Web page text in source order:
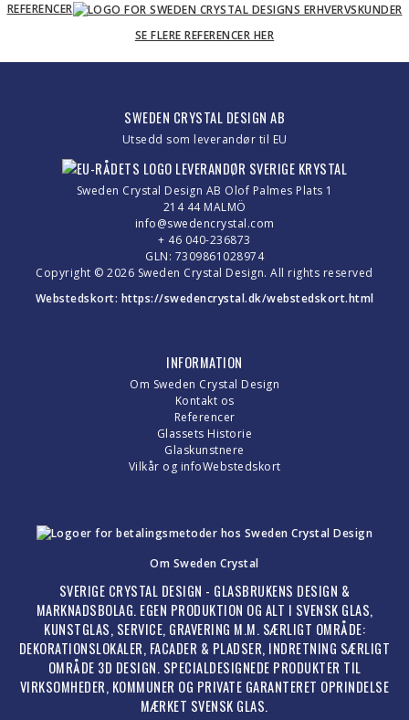
REFERENCER
SE FLERE REFERENCER HER
SWEDEN CRYSTAL DESIGN AB
Utsedd som leverandør til EU
Sweden Crystal Design AB Olof Palmes Plats 1
214 44 MALMÖ
info@swedencrystal.com
+ 46 040-236873
GLN: 7309861028974
Copyright © 2026 Sweden Crystal Design. All rights reserved
Webstedskort: https://swedencrystal.dk/webstedskort.html
INFORMATION
Om Sweden Crystal Design
Kontakt os
Referencer
Glassets Historie
Glaskunstnere
Vilkår og infoWebstedskort
Om Sweden Crystal
SVERIGE CRYSTAL DESIGN - GLASBRUKENS DESIGN &
MARKNADSBOLAG. EGEN PRODUKTION OG ALT I SVENSK GLAS,
KUNSTGLAS, SERVICE, GRAVERING M.M. SÆRLIGT OMRÅDE:
DEKORATIONSLOKALER, FACADER & PLADSER, INDRETNING SÆRLIGT
OMRÅDE 3D DESIGN. SPECIALDESIGNEDE PRODUKTER TIL
VIRKSOMHEDER, KOMMUNER OG PRIVATE GARANTERET OPRINDELSE
MÆRKET SVENSK GLAS.